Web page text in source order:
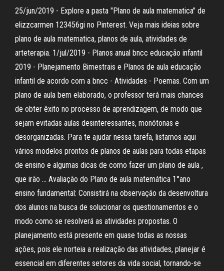
25/jun/2019 - Explore a pasta "Plano de aula matematica" de
elizzcarmen 123456gi no Pinterest. Veja mais ideias sobre
plano de aula matematica, planos de aula, atividades de
arteterapia. 1/jul/2019 - Planos anual bncc educação infantil
2019 - Planejamento Bimestrais e Planos de aula educação
infantil de acordo com a bncc - Atividades - Poemas. Com um
plano de aula bem elaborado, o professor terá mais chances
de obter êxito no processo de aprendizagem, de modo que
sejam evitadas aulas desinteressantes, monótonas e
desorganizadas. Para te ajudar nessa tarefa, listamos aqui
vários modelos prontos de planos de aulas para todas etapas
de ensino e algumas dicas de como fazer um plano de aula ,
que irão … Avaliação do Plano de aula matemática 1°ano
ensino fundamental: Consistirá na observação da desenvoltura
dos alunos na busca de solucionar os questionamentos e o
modo como se resolverá as atividades propostas. O
planejamento está presente em quase todas as nossas
ações, pois ele norteia a realização das atividades, planejar é
essencial em diferentes setores da vida social, tornando-se